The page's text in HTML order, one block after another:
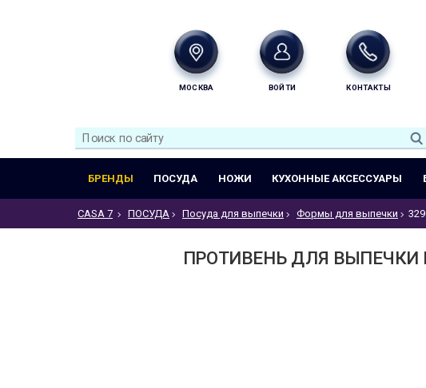
МОСКВА ВОЙТИ КОНТАКТЫ
БРЕНДЫ ПОСУДА НОЖИ КУХОННЫЕ АКСЕССУАРЫ
CASA 7 ПОСУДА Посуда для выпечки Формы для выпечки
ПРОТИВЕНЬ ДЛЯ ВЫПЕЧКИ